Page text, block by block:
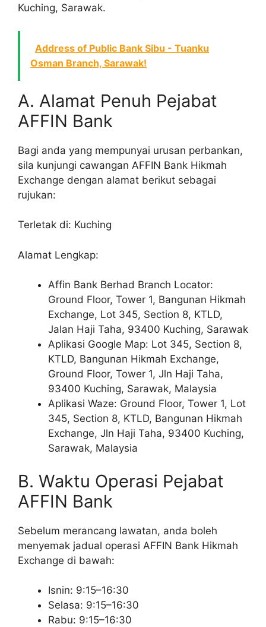
Kuching, Sarawak.
Address of Public Bank Sibu - Tuanku
Osman Branch, Sarawak!
A. Alamat Penuh Pejabat
AFFIN Bank
Bagi anda yang mempunyai urusan perbankan,
sila kunjungi cawangan AFFIN Bank Hikmah
Exchange dengan alamat berikut sebagai
rujukan:
Terletak di: Kuching
Alamat Lengkap:
Affin Bank Berhad Branch Locator:
Ground Floor, Tower 1, Bangunan Hikmah
Exchange, Lot 345, Section 8, KTLD,
Jalan Haji Taha, 93400 Kuching, Sarawak
Aplikasi Google Map: Lot 345, Section 8,
KTLD, Bangunan Hikmah Exchange,
Ground Floor, Tower 1, Jln Haji Taha,
93400 Kuching, Sarawak, Malaysia
Aplikasi Waze: Ground Floor, Tower 1, Lot
345, Section 8, KTLD, Bangunan Hikmah
Exchange, Jln Haji Taha, 93400 Kuching,
Sarawak, Malaysia
B. Waktu Operasi Pejabat
AFFIN Bank
Sebelum merancang lawatan, anda boleh
menyemak jadual operasi AFFIN Bank Hikmah
Exchange di bawah:
Isnin: 9:15–16:30
Selasa: 9:15–16:30
Rabu: 9:15–16:30